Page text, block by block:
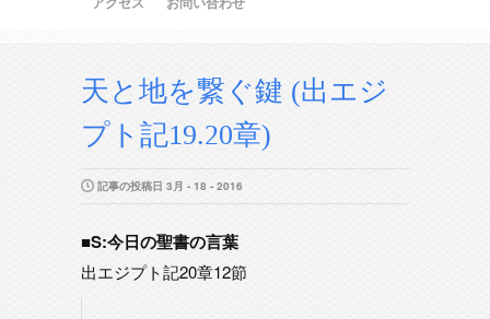
天と地を繋ぐ鍵 (出エジ
プト記19.20章)
記事の投稿日 3月 - 18 - 2016
■S:今日の聖書の言葉
出エジプト記20章12節